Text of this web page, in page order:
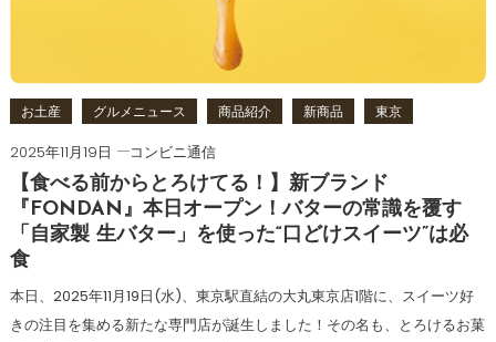
お土産 グルメニュース 商品紹介 新商品 東京
2025年11月19日
コンビニ通信
【食べる前からとろけてる！】新ブランド
『FONDAN』本日オープン！バターの常識を覆す
「自家製 生バター」を使った“口どけスイーツ”は必
食
本日、2025年11月19日(水)、東京駅直結の大丸東京店1階に、スイーツ好
きの注目を集める新たな専門店が誕生しました！その名も、とろけるお菓